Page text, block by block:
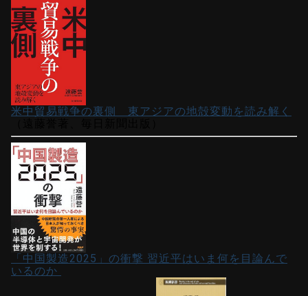
米中貿易戦争の裏側 東アジアの地殻変動を読み解く
「中国製造2025」の衝撃 習近平はいま何を目論んで
いるのか